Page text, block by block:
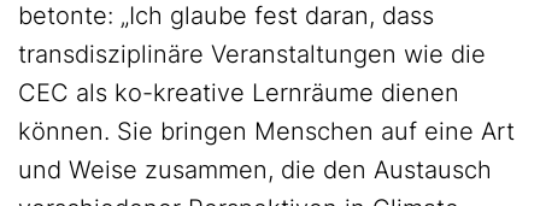
betonte: „Ich glaube fest daran, dass
transdisziplinäre Veranstaltungen wie die
CEC als ko-kreative Lernräume dienen
können. Sie bringen Menschen auf eine Art
und Weise zusammen, die den Austausch